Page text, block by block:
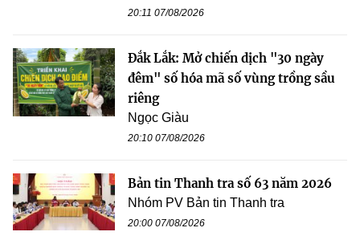
20:11 07/08/2026
Đắk Lắk: Mở chiến dịch "30 ngày
đêm" số hóa mã số vùng trồng sầu
riêng
Ngọc Giàu
20:10 07/08/2026
Bản tin Thanh tra số 63 năm 2026
Nhóm PV Bản tin Thanh tra
20:00 07/08/2026